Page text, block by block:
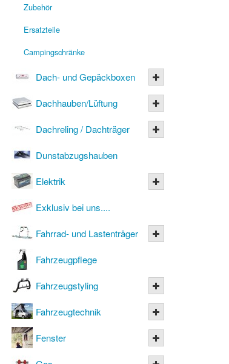
Zubehör
Ersatzteile
Campingschränke
Dach- und Gepäckboxen
Dachhauben/Lüftung
Dachreling / Dachträger
Dunstabzugshauben
Elektrik
Exklusiv bei uns....
Fahrrad- und Lastenträger
Fahrzeugpflege
Fahrzeugstyling
Fahrzeugtechnik
Fenster